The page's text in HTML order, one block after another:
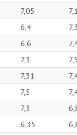
7,05
6,4
6,6
7,3 7,5
7,31
7,5
7,3
6,35